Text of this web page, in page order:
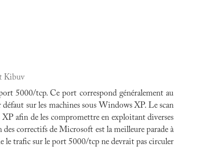
Kibuv
5000/tcp. Ce port correspond généralement au
sur les machines sous Windows XP. Le scan
afin de les compromettre en exploitant diverses
correctifs de Microsoft est la meilleure parade à
le trafic sur le port 5000/tcp ne devrait pas circuler